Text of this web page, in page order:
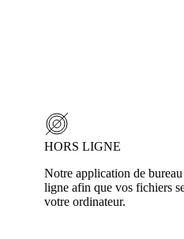
HORS LIGNE
Notre application de
ligne afin que vos fichiers
votre ordinateur.